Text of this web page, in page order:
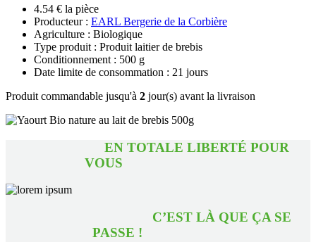
4.54 € la pièce
Producteur : EARL Bergerie de la Corbière
Agriculture : Biologique
Type produit : Produit laitier de brebis
Conditionnement : 500 g
Date limite de consommation : 21 jours
Produit commandable jusqu'à 2 jour(s) avant la livraison
EN TOTALE LIBERTÉ POUR
VOUS
C’EST LÀ QUE ÇA SE
PASSE !